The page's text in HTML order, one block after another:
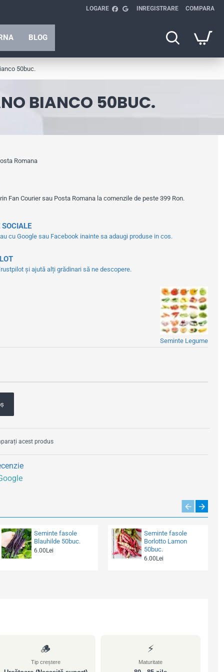
LOGARE INREGISTRARE COMPARA
BLOG
BIANCO 50BUC.
50buc.
Romana
SOCIALE
cu Google sau Facebook inainte sa adaugi produse in cos.
Fan Courier sau Posta Romana la comenzile de peste 399 Ron.
și ajută alți grădinari să ne descopere.
Seminte Legume
acest produs
Seminte fasole
Blauhilde 50buc.
6.00Lei
Seminte fasole
Borlotto Lamon
50buc.
6.00Lei
🪵
Tip creștere
⚡
Maturitate